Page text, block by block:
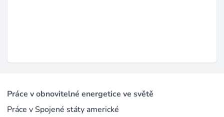
Práce v obnovitelné energetice ve světě
Práce v Spojené státy americké